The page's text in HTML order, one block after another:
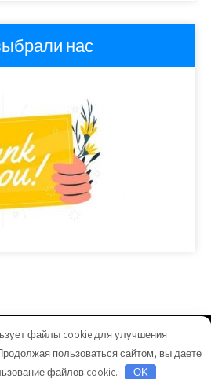
нас
Работает на WordPress
Grace Themes
файлы cookie для улучшения
пользоваться сайтом, вы даете
файлов cookie.
OK